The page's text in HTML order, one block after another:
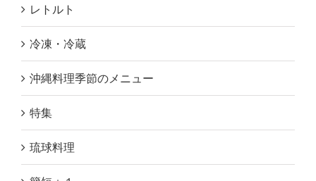
レトルト
冷凍・冷蔵
沖縄料理季節のメニュー
特集
琉球料理